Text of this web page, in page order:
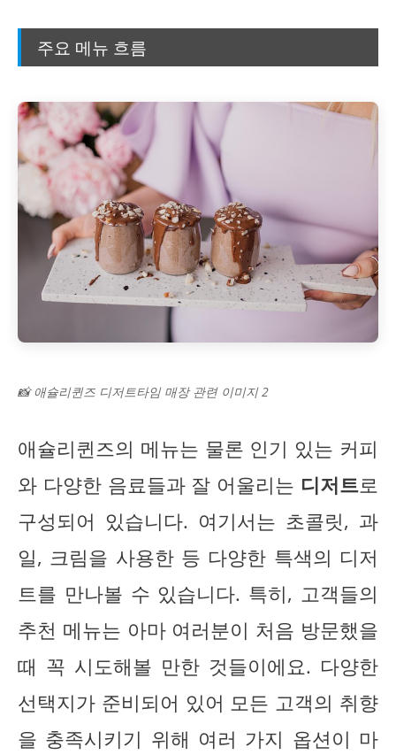
주요 메뉴 흐름
📸 애슐리퀸즈 디저트타임 매장 관련 이미지 2
애슐리퀸즈의 메뉴는 물론 인기 있는 커피
와 다양한 음료들과 잘 어울리는 디저트로
구성되어 있습니다. 여기서는 초콜릿, 과
일, 크림을 사용한 등 다양한 특색의 디저
트를 만나볼 수 있습니다. 특히, 고객들의
추천 메뉴는 아마 여러분이 처음 방문했을
때 꼭 시도해볼 만한 것들이에요. 다양한
선택지가 준비되어 있어 모든 고객의 취향
을 충족시키기 위해 여러 가지 옵션이 마